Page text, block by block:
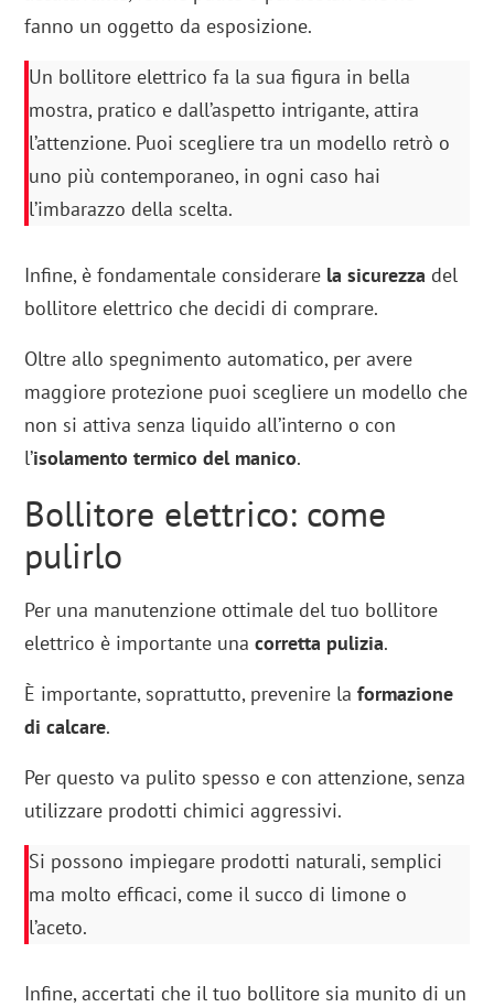
fanno un oggetto da esposizione.
Un bollitore elettrico fa la sua figura in bella
mostra, pratico e dall’aspetto intrigante, attira
l’attenzione. Puoi scegliere tra un modello retrò o
uno più contemporaneo, in ogni caso hai
l’imbarazzo della scelta.
Infine, è fondamentale considerare la sicurezza del
bollitore elettrico che decidi di comprare.
Oltre allo spegnimento automatico, per avere
maggiore protezione puoi scegliere un modello che
non si attiva senza liquido all’interno o con
l’isolamento termico del manico.
Bollitore elettrico: come
pulirlo
Per una manutenzione ottimale del tuo bollitore
elettrico è importante unacorretta pulizia.
È importante, soprattutto, prevenire laformazione
di calcare.
Per questo va pulito spesso e con attenzione, senza
utilizzare prodotti chimici aggressivi.
Si possono impiegare prodotti naturali, semplici
ma molto efficaci, come il succo di limone o
l’aceto.
Infine, accertati che il tuo bollitore sia munito di un